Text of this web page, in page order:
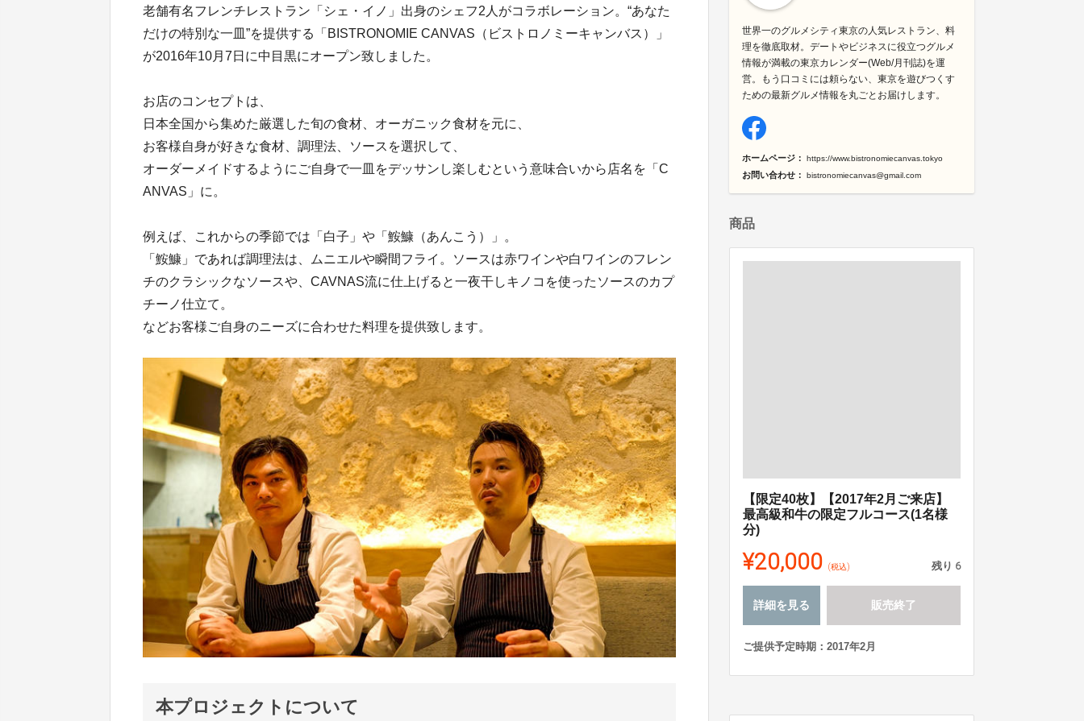
老舗有名フレンチレストラン「シェ・イノ」出身のシェフ2人がコラボレーション。“あなた
だけの特別な一皿”を提供する「BISTRONOMIE CANVAS（ビストロノミーキャンバス）」
が2016年10月7日に中目黒にオープン致しました。
お店のコンセプトは、
日本全国から集めた厳選した旬の食材、オーガニック食材を元に、
お客様自身が好きな食材、調理法、ソースを選択して、
オーダーメイドするようにご自身で一皿をデッサンし楽しむという意味合いから店名を「C
ANVAS」に。
例えば、これからの季節では「白子」や「鮟鱇（あんこう）」。
「鮟鱇」であれば調理法は、ムニエルや瞬間フライ。ソースは赤ワインや白ワインのフレン
チのクラシックなソースや、CAVNAS流に仕上げると一夜干しキノコを使ったソースのカプ
チーノ仕立て。
などお客様ご自身のニーズに合わせた料理を提供致します。
本プロジェクトについて
世界一のグルメシティ東京の人気レストラン、料
理を徹底取材。デートやビジネスに役立つグルメ
情報が満載の東京カレンダー(Web/月刊誌)を運
営。もう口コミには頼らない、東京を遊びつくす
ための最新グルメ情報を丸ごとお届けします。
ホームページ： https://www.bistronomiecanvas.tokyo
お問い合わせ： bistronomiecanvas@gmail.com
商品
【限定40枚】【2017年2月ご来店】
最高級和牛の限定フルコース(1名様
分)
¥20,000 (税込) 残り 6
詳細を見る 販売終了
ご提供予定時期：2017年2月